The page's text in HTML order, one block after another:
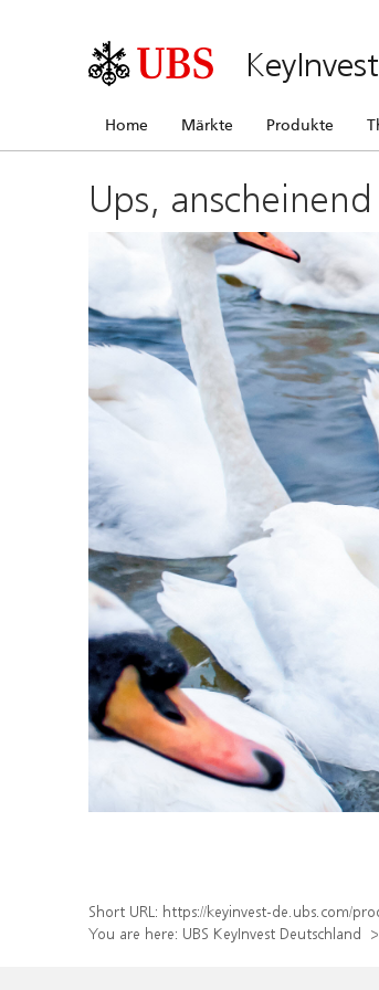
KeyInvest
Home Märkte Produkte
Ups,
Short URL: https://keyinvest-de.ubs.com/
You are here: UBS KeyInvest Deutschland